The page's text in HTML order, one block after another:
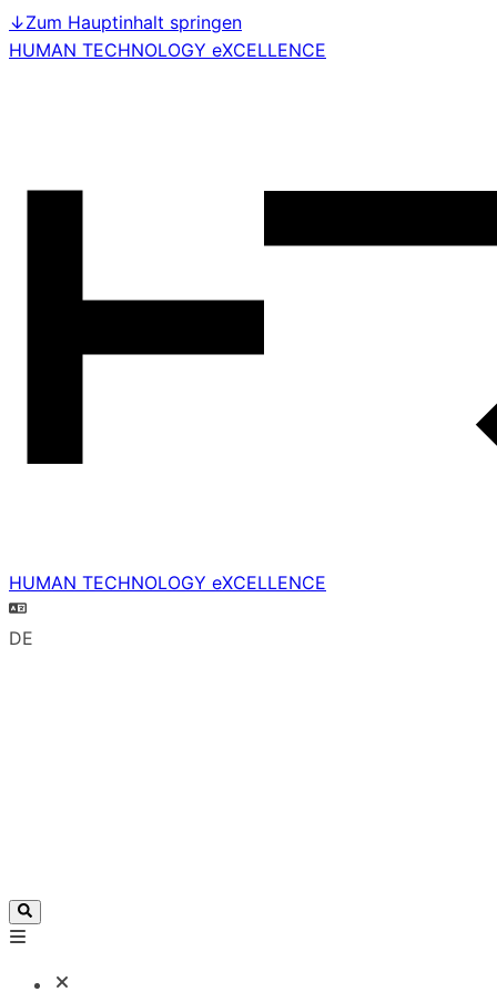
↓Zum Hauptinhalt springen
HUMAN TECHNOLOGY eXCELLENCE
HUMAN TECHNOLOGY eXCELLENCE
DE